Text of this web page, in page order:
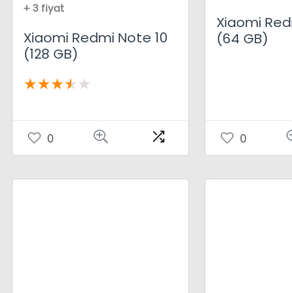
+ 3 fiyat
Xiaomi Redmi Note 10
(128 GB)
★★★★ ★
0
Xiaomi
(64 GB)
0